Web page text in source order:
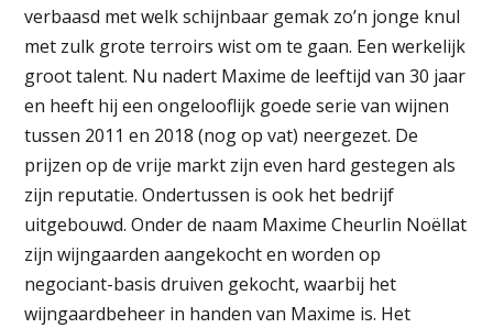
verbaasd met welk schijnbaar gemak zo’n jonge knul
met zulk grote terroirs wist om te gaan. Een werkelijk
groot talent. Nu nadert Maxime de leeftijd van 30 jaar
en heeft hij een ongelooflijk goede serie van wijnen
tussen 2011 en 2018 (nog op vat) neergezet. De
prijzen op de vrije markt zijn even hard gestegen als
zijn reputatie. Ondertussen is ook het bedrijf
uitgebouwd. Onder de naam Maxime Cheurlin Noëllat
zijn wijngaarden aangekocht en worden op
negociant-basis druiven gekocht, waarbij het
wijngaardbeheer in handen van Maxime is. Het